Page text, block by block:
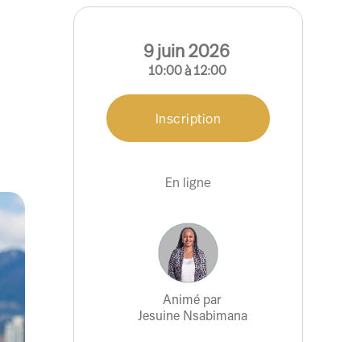
9juin2026
10:00à 12:00
Inscription
En ligne
Animé par
Jesuine Nsabimana